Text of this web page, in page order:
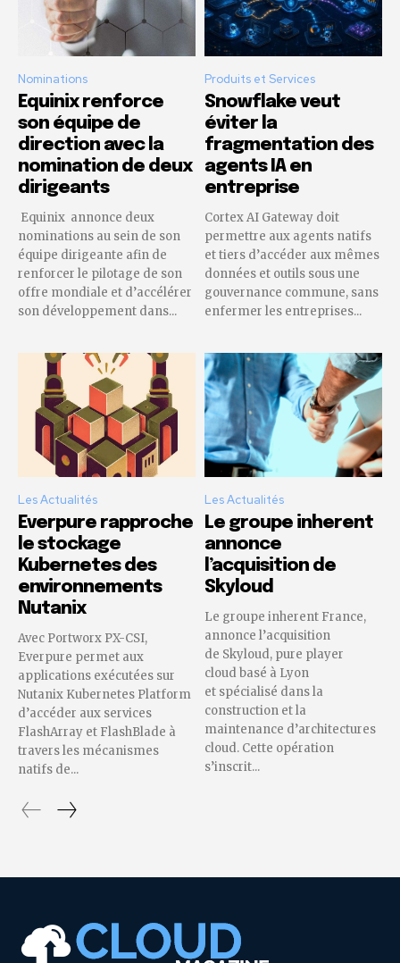
Nominations
Equinix renforce
son équipe de
direction avec la
nomination de deux
dirigeants
Equinix annonce deux
nominations au sein de son
équipe dirigeante afin de
renforcer le pilotage de son
offre mondiale et d’accélérer
son développement dans...
Produits et Services
Snowflake veut
éviter la
fragmentation des
agents IA en
entreprise
Cortex AI Gateway doit
permettre aux agents natifs
et tiers d’accéder aux mêmes
données et outils sous une
gouvernance commune, sans
enfermer les entreprises...
Les Actualités
Everpure rapproche
le stockage
Kubernetes des
environnements
Nutanix
Avec Portworx PX-CSI,
Everpure permet aux
applications exécutées sur
Nutanix Kubernetes Platform
d’accéder aux services
FlashArray et FlashBlade à
travers les mécanismes
natifs de...
Les Actualités
Le groupe inherent
annonce
l’acquisition de
Skyloud
Le groupe inherent France,
annonce l’acquisition
de Skyloud, pure player
cloud basé à Lyon
et spécialisé dans la
construction et la
maintenance d’architectures
cloud. Cette opération
s’inscrit...